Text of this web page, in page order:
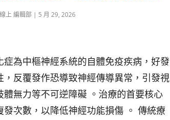
上 編輯部| 5 月 29, 2026
症為中樞神經系統的自體免疫疾病，好發
，反覆發作恐導致神經傳導異常，引發視
體無力等不可逆障礙 。治療的首要核心
發次數，以降低神經功能損傷 。 傳統療